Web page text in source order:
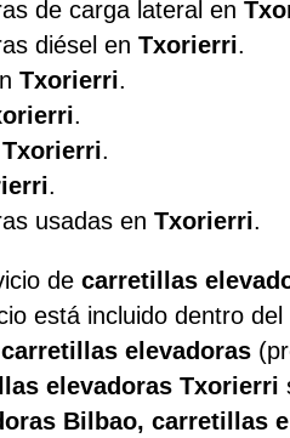
de carga lateral en
diésel en Txorierri.
Txorierri.
.
Txorierri.
.
usadas en Txorierri.
de carretillas
está incluido dentro
elevadoras
elevadoras Txorierri
Bilbao, carretillas